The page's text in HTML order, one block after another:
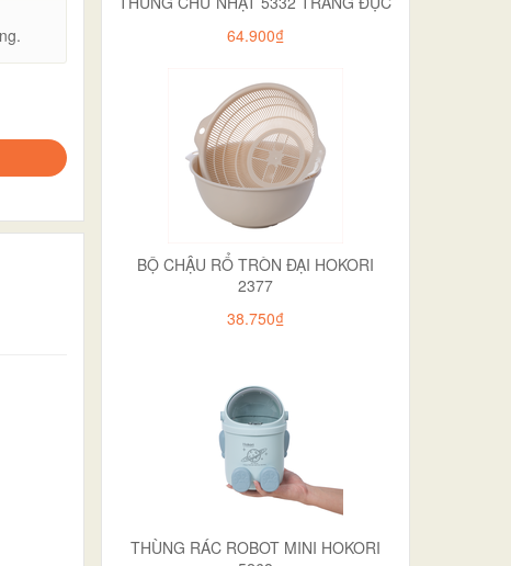
64.900₫
BỘ CHẬU RỔ TRÒN ĐẠI HOKORI
2377
38.750₫
THÙNG RÁC ROBOT MINI HOKORI